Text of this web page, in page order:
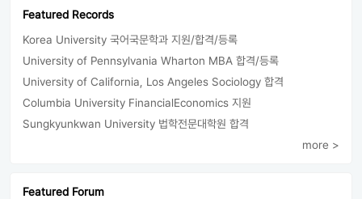
Featured Records
Korea University 국어국문학과 지원/합격/등록
University of Pennsylvania Wharton MBA 합격/등록
University of California, Los Angeles Sociology 합격
Columbia University FinancialEconomics 지원
Sungkyunkwan University 법학전문대학원 합격
more >
Featured Forum